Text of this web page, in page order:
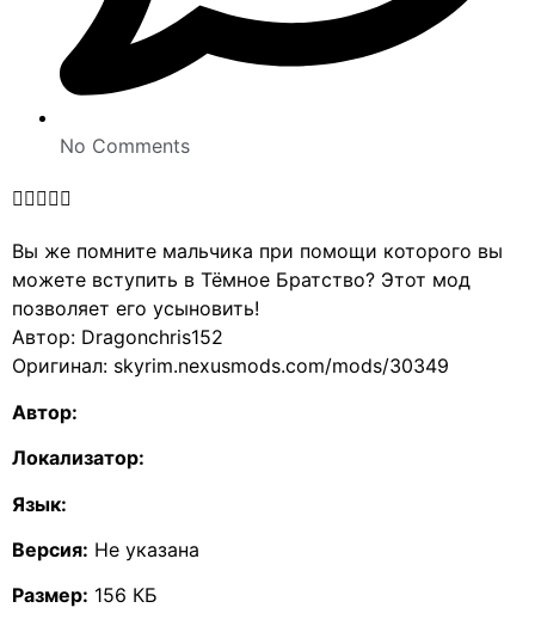
No Comments

Вы же помните мальчика при помощи которого вы
можете вступить в Тёмное Братство? Этот мод
позволяет его усыновить!
Автор: Dragonchris152
Оригинал: skyrim.nexusmods.com/mods/30349
Автор:
Локализатор:
Язык:
Версия: Не указана
Размер: 156 КБ